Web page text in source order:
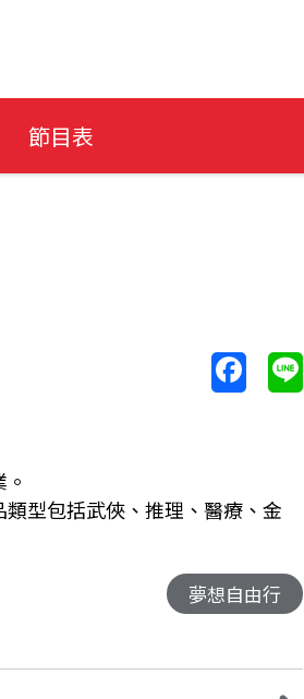
節目表
型包括武俠、推理、醫療、金
夢想自由行